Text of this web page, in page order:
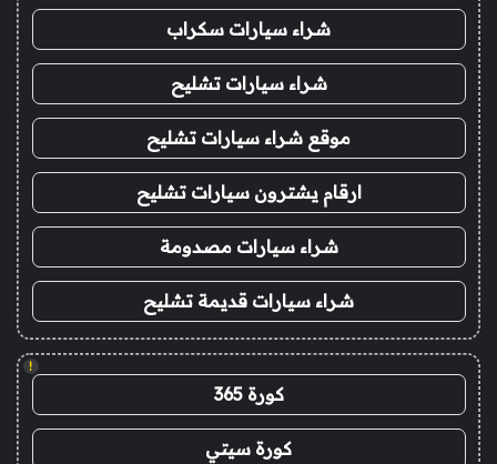
شراء سيارات سكراب
شراء سيارات تشليح
موقع شراء سيارات تشليح
ارقام يشترون سيارات تشليح
شراء سيارات مصدومة
شراء سيارات قديمة تشليح
!
كورة 365
كورة سيتي